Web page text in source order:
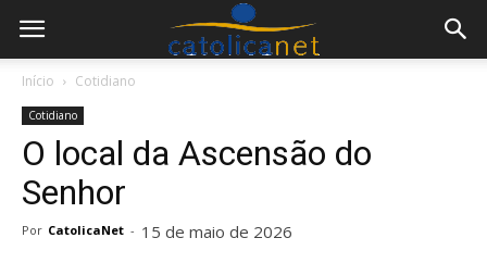
Início Cotidiano
Cotidiano
O local da Ascensão do
Senhor
Por CatolicaNet - 15 de maio de 2026